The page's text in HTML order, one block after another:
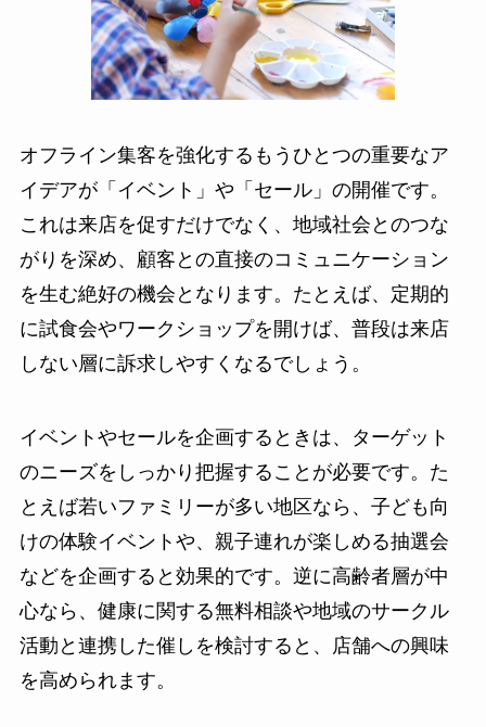
オフライン集客を強化するもうひとつの重要なア
イデアが「イベント」や「セール」の開催です。
これは来店を促すだけでなく、地域社会とのつな
がりを深め、顧客との直接のコミュニケーション
を生む絶好の機会となります。たとえば、定期的
に試食会やワークショップを開けば、普段は来店
しない層に訴求しやすくなるでしょう。
イベントやセールを企画するときは、ターゲット
のニーズをしっかり把握することが必要です。た
とえば若いファミリーが多い地区なら、子ども向
けの体験イベントや、親子連れが楽しめる抽選会
などを企画すると効果的です。逆に高齢者層が中
心なら、健康に関する無料相談や地域のサークル
活動と連携した催しを検討すると、店舗への興味
を高められます。